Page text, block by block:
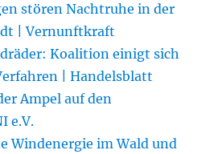
stören Nachtruhe in der
| Vernunftkraft
Koalition einigt sich
| Handelsblatt
Ampel auf den
e.V.
Windenergie im Wald und